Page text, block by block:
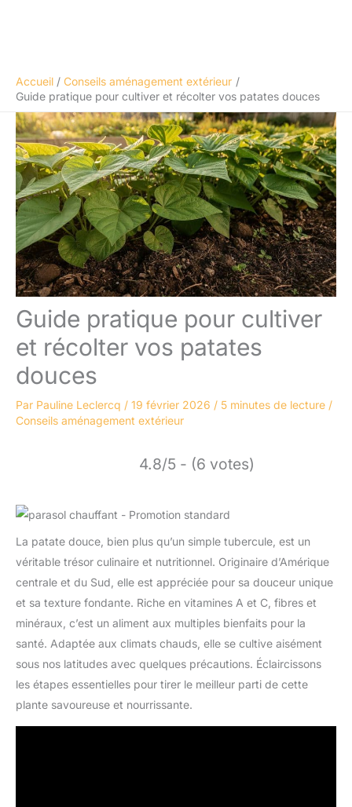
Accueil
Conseils aménagement extérieur
Guide pratique pour cultiver et récolter vos patates douces
Guide pratique pour cultiver
et récolter vos patates
douces
Par Pauline Leclercq / 19 février 2026 / 5 minutes de lecture /
Conseils aménagement extérieur
4.8/5 - (6 votes)
La patate douce, bien plus qu’un simple tubercule, est un
véritable trésor culinaire et nutritionnel. Originaire d’Amérique
centrale et du Sud, elle est appréciée pour sa douceur unique
et sa texture fondante. Riche en vitamines A et C, fibres et
minéraux, c’est un aliment aux multiples bienfaits pour la
santé. Adaptée aux climats chauds, elle se cultive aisément
sous nos latitudes avec quelques précautions. Éclaircissons
les étapes essentielles pour tirer le meilleur parti de cette
plante savoureuse et nourrissante.